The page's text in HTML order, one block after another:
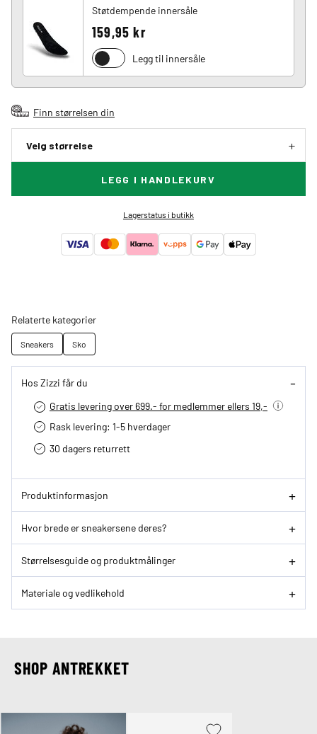
Støtdempende innersåle
159,95 kr
Legg til innersåle
Finn størrelsen din
Velg størrelse
LEGG I HANDLEKURV
Lagerstatus i butikk
Relaterte kategorier
Sneakers Sko
Hos Zizzi får du
Gratis levering over 699.- for medlemmer ellers 19,-
Rask levering: 1-5 hverdager
30 dagers returrett
Produktinformasjon
Hvor brede er sneakersene deres?
Størrelsesguide og produktmålinger
Materiale og vedlikehold
SHOP ANTREKKET